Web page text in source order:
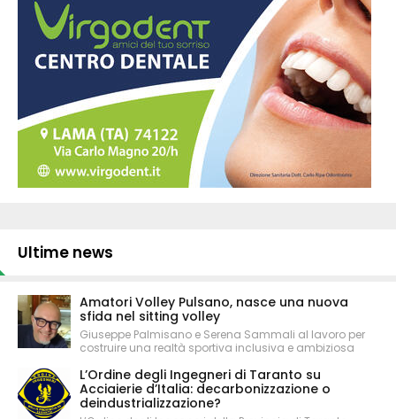
Ultime news
Amatori Volley Pulsano, nasce una nuova
sfida nel sitting volley
Giuseppe Palmisano e Serena Sammali al lavoro per
costruire una realtà sportiva inclusiva e ambiziosa
L’Ordine degli Ingegneri di Taranto su
Acciaierie d’Italia: decarbonizzazione o
deindustrializzazione?